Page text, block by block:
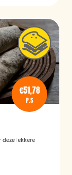
€51,78
P.S
deze lekkere